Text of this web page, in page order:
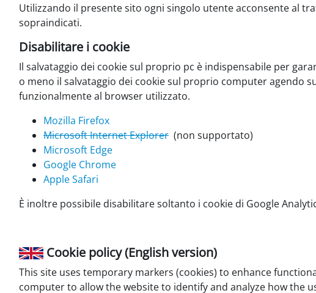
Utilizzando il presente sito ogni singolo utente acconsente al
sopraindicati.
Disabilitare i cookie
Il salvataggio dei cookie sul proprio pc è indispensabile per
o meno il salvataggio dei cookie sul proprio computer agendo
funzionalmente al browser utilizzato.
Mozilla Firefox
Microsoft Internet Explorer (non supportato)
Microsoft Edge
Google Chrome
Apple Safari
È inoltre possibile disabilitare soltanto i cookie di Google
Cookie policy (English version)
This site uses temporary markers (cookies) to enhance
computer to allow the website to identify and analyze how the